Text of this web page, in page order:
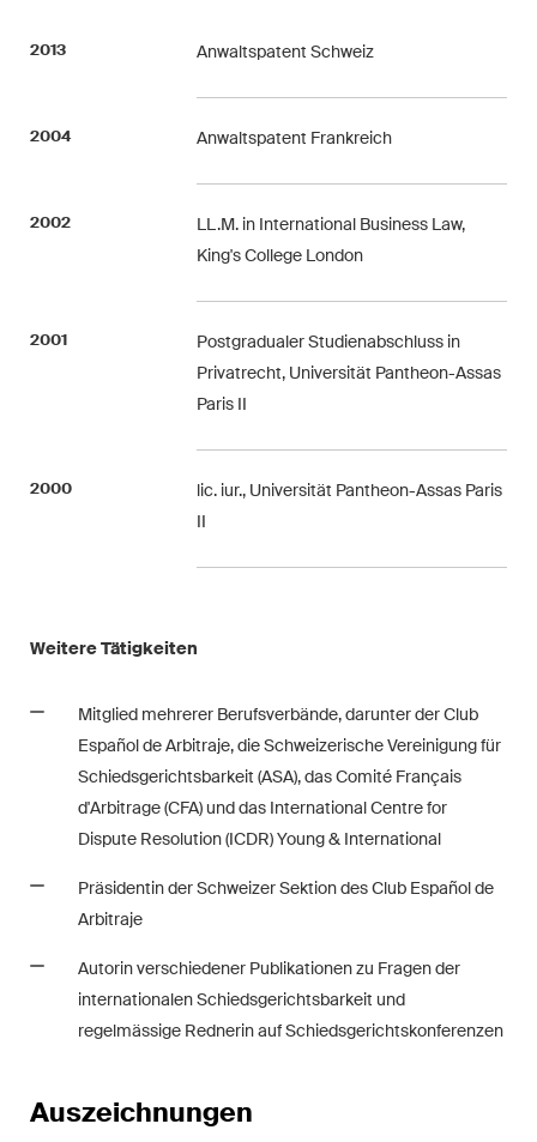
2013 Anwaltspatent Schweiz
2004 Anwaltspatent Frankreich
2002
LL.M. in International Business Law,
King's College London
2001
Postgradualer Studienabschluss in
Privatrecht, Universität Pantheon-Assas
Paris II
2000
lic. iur., Universität Pantheon-Assas Paris
II
Weitere Tätigkeiten
Mitglied mehrerer Berufsverbände, darunter der Club
Español de Arbitraje, die Schweizerische Vereinigung für
Schiedsgerichtsbarkeit (ASA), das Comité Français
d'Arbitrage (CFA) und das International Centre for
Dispute Resolution (ICDR) Young & International
Präsidentin der Schweizer Sektion des Club Español de
Arbitraje
Autorin verschiedener Publikationen zu Fragen der
internationalen Schiedsgerichtsbarkeit und
regelmässige Rednerin auf Schiedsgerichtskonferenzen
Auszeichnungen
Updates zu wichtigen
Umgebung von Umwelt-,
wichtigsten Trends in der sich
schnell verändernden Welt der
Unternehmen Governance für
Verwaltungsratsmitglieder von
Schweizer Unternehmen.
Ein regelmässiger Blick aus
Änderungen, wirtschaftliche
gesellschaftliche Trends in der
Schweiz.
Ich habe die Datenschutzerklärunggelesen
uns akzeptiert*
Diese Website ist durch reCAPTCHA geschützt und es gelten die Google-
Datenschutzerklärung
undNutzungsbedingungen .